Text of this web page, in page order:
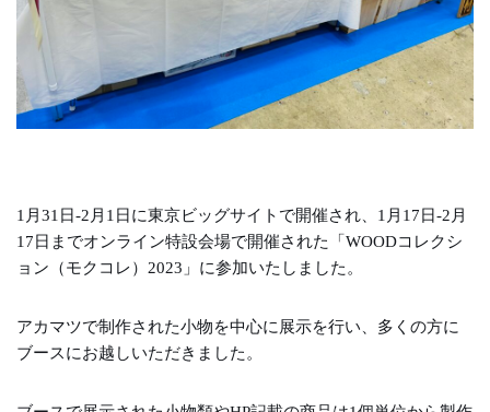
1月31日‐2月1日に東京ビッグサイトで開催され、1月17日‐2月
17日までオンライン特設会場で開催された「WOODコレクシ
ョン（モクコレ）2023」に参加いたしました。
アカマツで制作された小物を中心に展示を行い、多くの方に
ブースにお越しいただきました。